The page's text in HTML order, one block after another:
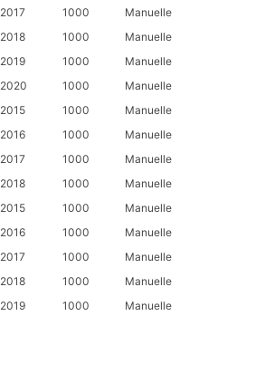
2017 1000
Manuelle
2018 1000
Manuelle
2019 1000
Manuelle
2020 1000
Manuelle
2015 1000
Manuelle
2016 1000
Manuelle
2017 1000
Manuelle
2018 1000
Manuelle
2015 1000
Manuelle
2016 1000
Manuelle
2017 1000
Manuelle
2018 1000
Manuelle
2019 1000 Manuelle